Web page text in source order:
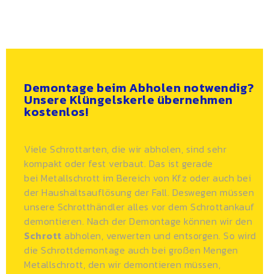
Demontage beim Abholen notwendig?
Unsere Klüngelskerle übernehmen
kostenlos!
Viele Schrottarten, die wir abholen, sind sehr
kompakt oder fest verbaut. Das ist gerade
bei Metallschrott im Bereich von Kfz oder auch bei
der Haushaltsauflösung der Fall. Deswegen müssen
unsere Schrotthändler alles vor dem Schrottankauf
demontieren. Nach der Demontage können wir den
Schrott abholen, verwerten und entsorgen. So wird
die Schrottdemontage auch bei großen Mengen
Metallschrott, den wir demontieren müssen,